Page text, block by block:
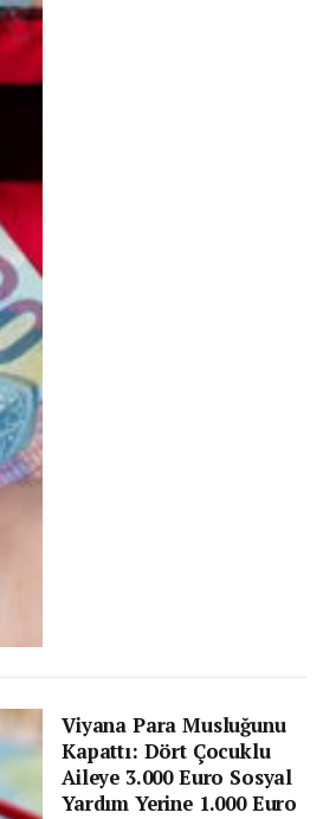
Viyana Para Musluğunu
Kapattı: Dört Çocuklu
Aileye 3.000 Euro Sosyal
Yardım Yerine 1.000 Euro